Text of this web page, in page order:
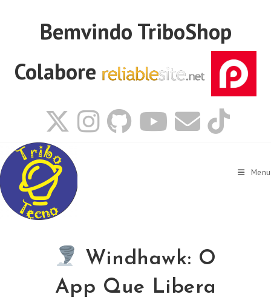
Bemvindo TriboShop
Colabore
Menu
Windhawk: O
App Que Libera